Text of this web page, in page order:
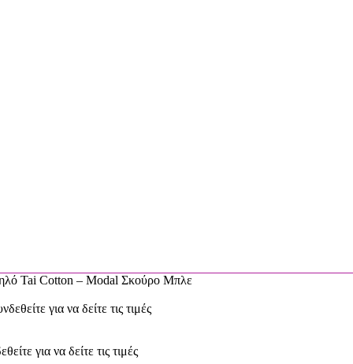
Tai Cotton – Modal Σκούρο Μπλε
για να δείτε τις τιμές
για να δείτε τις τιμές